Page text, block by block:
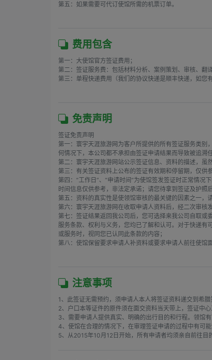
第五：如果需要可代订使馆所需的机票订单。
费用包含
第一：大使馆官方签证费用；
第二：签证服务费：包括材料分析、案例策划、审核、翻译
第三：单程快递费用（我们的协议快递是顺丰快递，如您
免责声明
签证免责声明
第一：寰宇天涯旅游网为客户所提供的所有签证服务类
何情况下，本公司都不承担由签证申请结果而导致被追溯
第二：寰宇天涯旅游网站公示签证信息、资料的描述，虽
第三：有关签证资料上公布的签证有效期和停留期，仅供
第四：“工作日”、“申请时间”为使馆签发签证时正常情
时间信息仅供参考，非法定承诺；请您待拿到签证及护照
第五：资料的真实性是使领馆审核的最关键的因素之一，
第六：寰宇天涯旅游网在收取申请人资料后，经二次审核
第七：签证结果返回我公司后，您可选择来我公司自取
服务条款、权利与义务，您均已了解和认可。对于快递
或服务时，视同您已认同此条款的内容；
第八：使馆保留要求申请人补资料或要求申请人前往使馆
注意事项
1、此签证无需预约，须申请人本人将签证资料递交到希
2、户口本等证件的原件须在面交资料当天带上，签证中
3、需要申请人提供真实、明确的出行目的和行程。领馆
4、使馆在合理的情况下，在审理签证申请的过程中有可能
5、从2015年10月12日开始，所有申请者均须亲自前往目